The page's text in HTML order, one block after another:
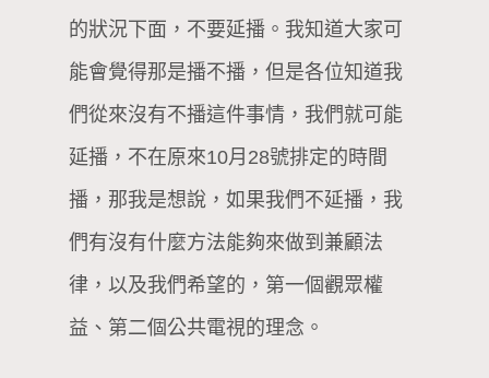
的狀況下面，不要延播。我知道大家可
能會覺得那是播不播，但是各位知道我
們從來沒有不播這件事情，我們就可能
延播，不在原來10月28號排定的時間
播，那我是想說，如果我們不延播，我
們有沒有什麼方法能夠來做到兼顧法
律，以及我們希望的，第一個觀眾權
益、第二個公共電視的理念。